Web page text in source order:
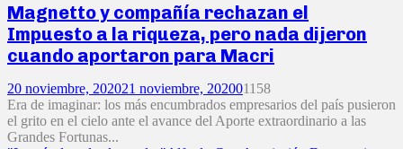
Magnetto y compañía rechazan el
Impuesto a la riqueza, pero nada dijeron
cuando aportaron para Macri
20 noviembre, 202021 noviembre, 202001158
Era de imaginar: los más encumbrados empresarios del país pusieron
el grito en el cielo ante el avance del Aporte extraordinario a las
Grandes Fortunas...